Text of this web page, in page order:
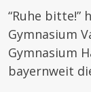
“Ruhe bitte!”
Gymnasium
Gymnasium
bayernweit